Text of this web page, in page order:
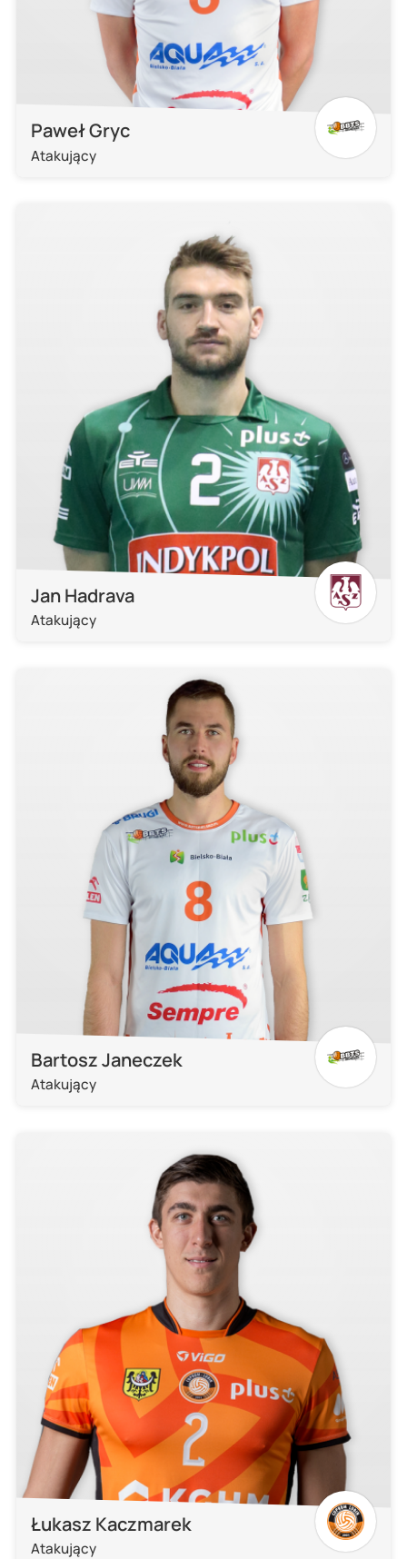
Paweł Gryc
Atakujący
Jan Hadrava
Atakujący
Bartosz Janeczek
Atakujący
Łukasz Kaczmarek
Atakujący